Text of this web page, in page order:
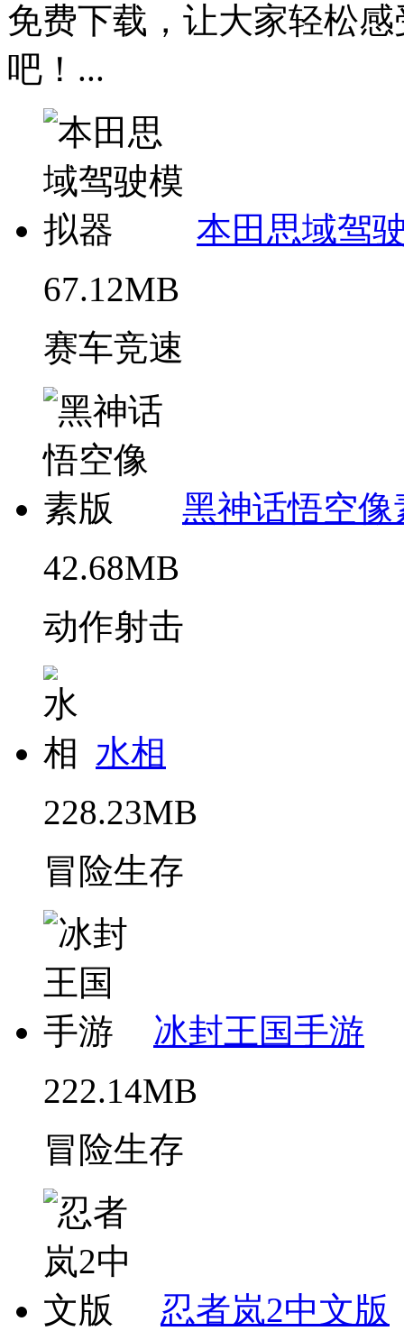
免费下载，让大家轻松
吧！...
本田思域驾
67.12MB
赛车竞速
黑神话悟空像
42.68MB
动作射击
水相
228.23MB
冒险生存
冰封王国手游
222.14MB
冒险生存
忍者岚2中文版